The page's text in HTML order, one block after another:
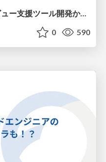
【CEDEC2026】コードレビュー支援ツール開発から学ぶ：LLMを用いた業務システムの実践的な運用設計と誤出力対策
0 590